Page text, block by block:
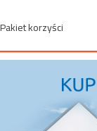
Pakiet korzyści